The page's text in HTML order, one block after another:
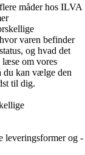
måder hos ILVA
varen befinder
og hvad det
om vores
du kan vælge den
til dig.
leveringsformer og -